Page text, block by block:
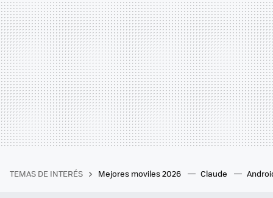
TEMAS DE INTERÉS Mejores moviles 2026 Claude